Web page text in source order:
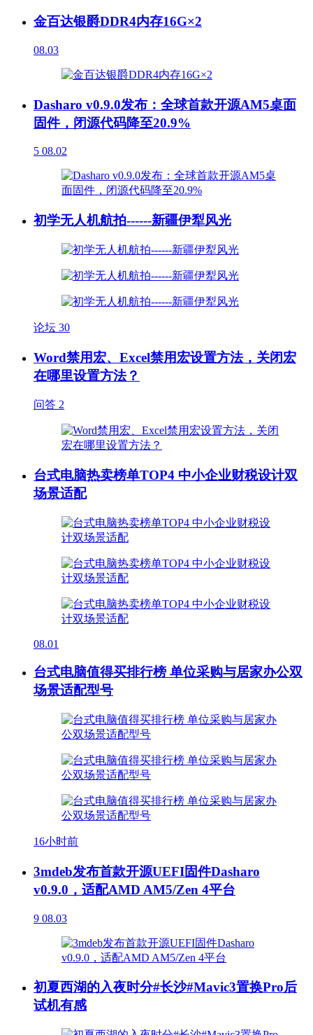
金百达银爵DDR4内存16G×2
08.03
Dasharo v0.9.0发布：全球首款开源AM5桌面
固件，闭源代码降至20.9%
5 08.02
初学无人机航拍------新疆伊犁风光
论坛 30
Word禁用宏、Excel禁用宏设置方法，关闭宏
在哪里设置方法？
问答 2
台式电脑热卖榜单TOP4 中小企业财税设计双
场景适配
08.01
台式电脑值得买排行榜 单位采购与居家办公双
场景适配型号
16小时前
3mdeb发布首款开源UEFI固件Dasharo
v0.9.0，适配AMD AM5/Zen 4平台
9 08.03
初夏西湖的入夜时分#长沙#Mavic3置换Pro后
试机有感